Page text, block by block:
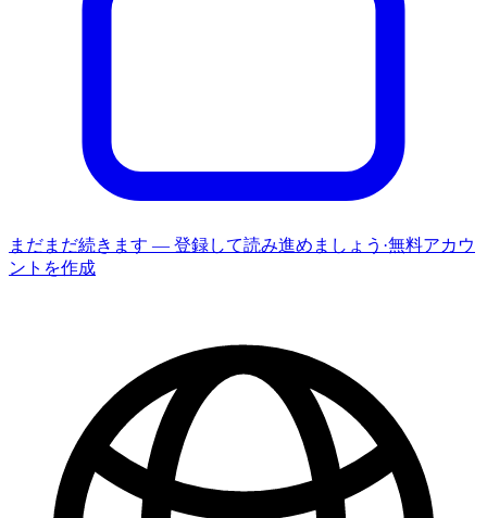
まだまだ続きます — 登録して読み進めましょう ·無料アカウ
ントを作成